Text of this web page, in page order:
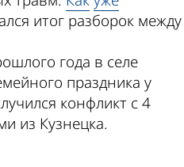
итог разборок между
года в селе
праздника у
конфликт с 4
из Кузнецка.